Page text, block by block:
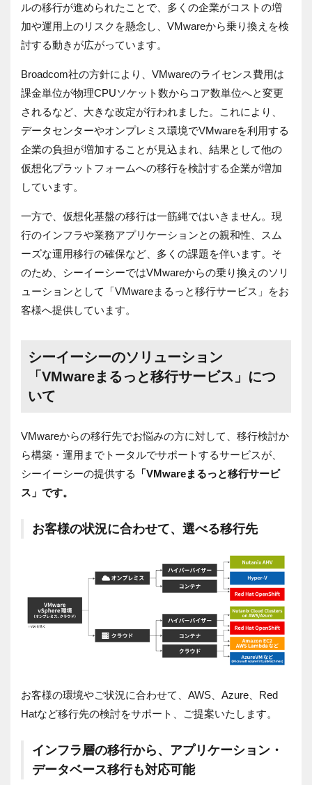
ルの移行が進められたことで、多くの企業がコストの増
加や運用上のリスクを懸念し、VMwareから乗り換えを検
討する動きが広がっています。
Broadcom社の方針により、VMwareのライセンス費用は
課金単位が物理CPUソケット数からコア数単位へと変更
されるなど、大きな改定が行われました。これにより、
データセンターやオンプレミス環境でVMwareを利用する
企業の負担が増加することが見込まれ、結果として他の
仮想化プラットフォームへの移行を検討する企業が増加
しています。
一方で、仮想化基盤の移行は一筋縄ではいきません。現
行のインフラや業務アプリケーションとの親和性、スム
ーズな運用移行の確保など、多くの課題を伴います。そ
のため、シーイーシーではVMwareからの乗り換えのソリ
ューションとして「VMwareまるっと移行サービス」をお
客様へ提供しています。
シーイーシーのソリューション
「VMwareまるっと移行サービス」につ
いて
VMwareからの移行先でお悩みの方に対して、移行検討か
ら構築・運用までトータルでサポートするサービスが、
シーイーシーの提供する
「VMwareまるっと移行サービ
ス 」です。
お客様の状況に合わせて、選べる移行先
お客様の環境やご状況に合わせて、AWS、Azure、Red
Hatなど移行先の検討をサポート、ご提案いたします。
インフラ層の移行から、アプリケーション・
データベース移行も対応可能